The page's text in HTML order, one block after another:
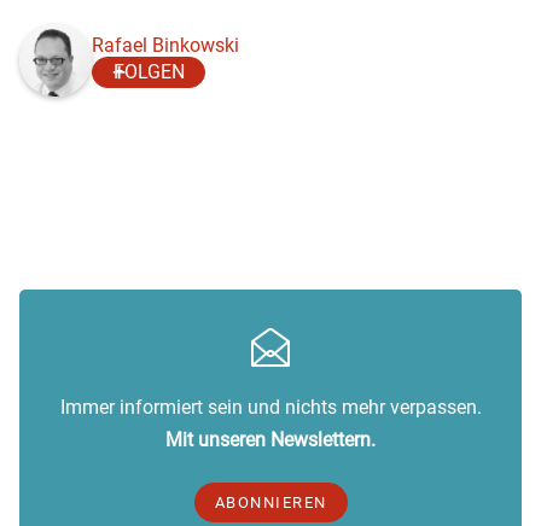
Rafael Binkowski
FOLGEN
Immer informiert sein und nichts mehr verpassen.
Mit unseren Newslettern.
ABONNIEREN